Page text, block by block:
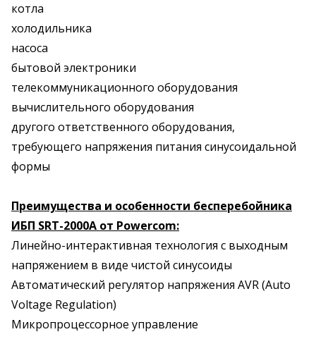
котла
холодильника
насоса
бытовой электроники
телекоммуникационного оборудования
вычислительного оборудования
другого ответственного оборудования,
требующего напряжения питания синусоидальной
формы
Преимущества и особенности бесперебойника
ИБП SRT-2000A от Powercom:
Линейно-интерактивная технология с выходным
напряжением в виде чистой синусоиды
Автоматический регулятор напряжения AVR (Auto
Voltage Regulation)
Микропроцессорное управление